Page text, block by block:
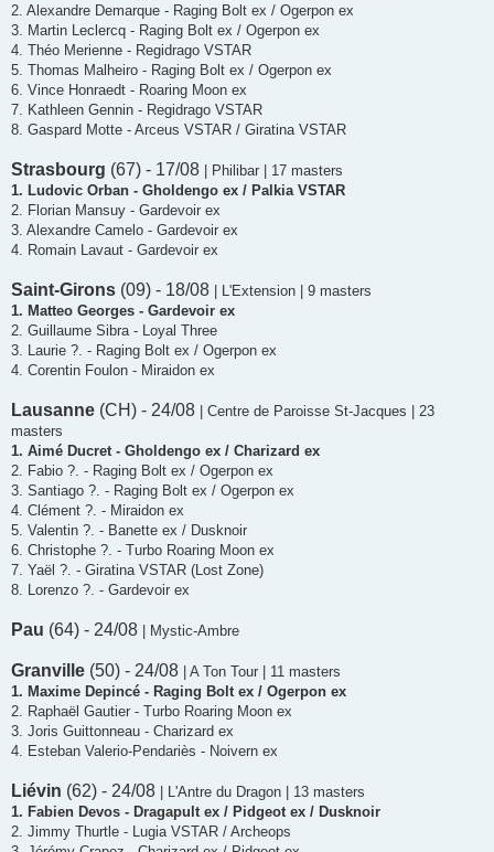
2. Alexandre Demarque - Raging Bolt ex / Ogerpon ex
3. Martin Leclercq - Raging Bolt ex / Ogerpon ex
4. Théo Merienne - Regidrago VSTAR
5. Thomas Malheiro - Raging Bolt ex / Ogerpon ex
6. Vince Honraedt - Roaring Moon ex
7. Kathleen Gennin - Regidrago VSTAR
8. Gaspard Motte - Arceus VSTAR / Giratina VSTAR
Strasbourg (67) - 17/08 | Philibar | 17 masters
1. Ludovic Orban - Gholdengo ex / Palkia VSTAR
2. Florian Mansuy - Gardevoir ex
3. Alexandre Camelo - Gardevoir ex
4. Romain Lavaut - Gardevoir ex
Saint-Girons (09) - 18/08 | L'Extension | 9 masters
1. Matteo Georges - Gardevoir ex
2. Guillaume Sibra - Loyal Three
3. Laurie ?. - Raging Bolt ex / Ogerpon ex
4. Corentin Foulon - Miraidon ex
Lausanne (CH) - 24/08 | Centre de Paroisse St-Jacques | 23
masters
1. Aimé Ducret - Gholdengo ex / Charizard ex
2. Fabio ?. - Raging Bolt ex / Ogerpon ex
3. Santiago ?. - Raging Bolt ex / Ogerpon ex
4. Clément ?. - Miraidon ex
5. Valentin ?. - Banette ex / Dusknoir
6. Christophe ?. - Turbo Roaring Moon ex
7. Yaël ?. - Giratina VSTAR (Lost Zone)
8. Lorenzo ?. - Gardevoir ex
Pau (64) - 24/08 | Mystic-Ambre
Granville (50) - 24/08 | A Ton Tour | 11 masters
1. Maxime Depincé - Raging Bolt ex / Ogerpon ex
2. Raphaël Gautier - Turbo Roaring Moon ex
3. Joris Guittonneau - Charizard ex
4. Esteban Valerio-Pendariès - Noivern ex
Liévin (62) - 24/08 | L'Antre du Dragon | 13 masters
1. Fabien Devos - Dragapult ex / Pidgeot ex / Dusknoir
2. Jimmy Thurtle - Lugia VSTAR / Archeops